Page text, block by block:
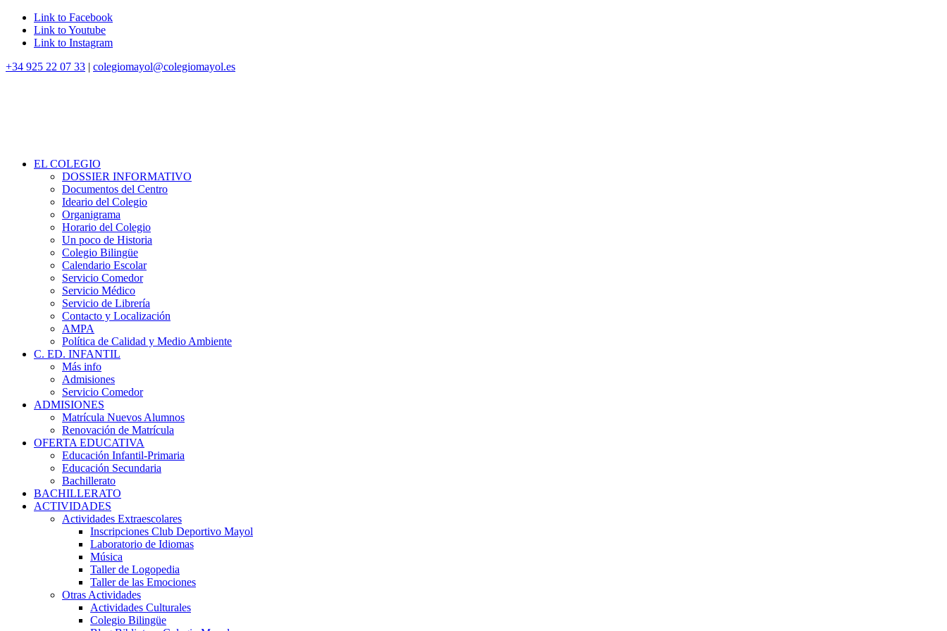
Link to Facebook
Link to Youtube
Link to Instagram
+34 925 22 07 33 | colegiomayol@colegiomayol.es
EL COLEGIO
DOSSIER INFORMATIVO
Documentos del Centro
Ideario del Colegio
Organigrama
Horario del Colegio
Un poco de Historia
Colegio Bilingüe
Calendario Escolar
Servicio Comedor
Servicio Médico
Servicio de Librería
Contacto y Localización
AMPA
Política de Calidad y Medio Ambiente
C. ED. INFANTIL
Más info
Admisiones
Servicio Comedor
ADMISIONES
Matrícula Nuevos Alumnos
Renovación de Matrícula
OFERTA EDUCATIVA
Educación Infantil-Primaria
Educación Secundaria
Bachillerato
BACHILLERATO
ACTIVIDADES
Actividades Extraescolares
Inscripciones Club Deportivo Mayol
Laboratorio de Idiomas
Música
Taller de Logopedia
Taller de las Emociones
Otras Actividades
Actividades Culturales
Colegio Bilingüe